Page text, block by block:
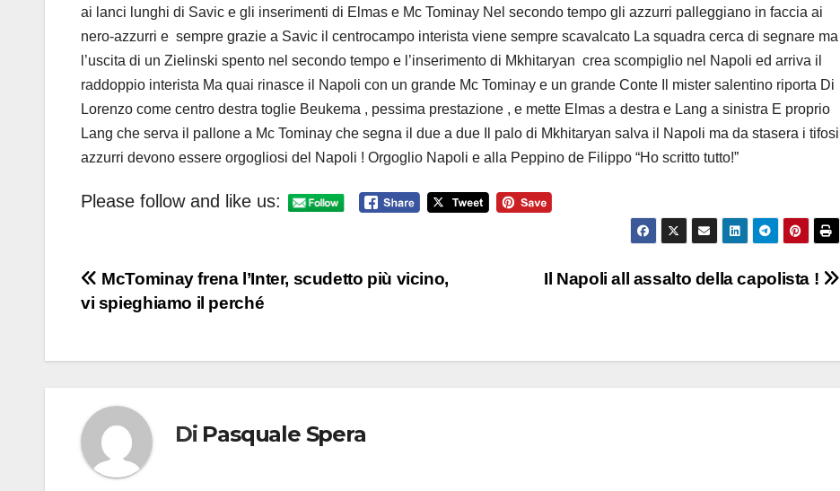
ai lanci lunghi di Savic e gli inserimenti di Elmas e Mc Tominay Nel secondo tempo gli azzurri palleggiano in faccia ai
nero-azzurri e sempre grazie a Savic il centrocampo interista viene sempre scavalcato La squadra cerca di segnare ma
l’uscita di un Zielinski spento nel secondo tempo e l’inserimento di Mkhitaryan crea scompiglio nel Napoli ed arriva il
raddoppio interista Ma quai rinasce il Napoli con un grande Mc Tominay e un grande Conte Il mister salentino riporta Di
Lorenzo come centro destra toglie Beukema , pessima prestazione , e mette Elmas a destra e Lang a sinistra E proprio
Lang che serva il pallone a Mc Tominay che segna il due a due Il palo di Mkhitaryan salva il Napoli ma da stasera i tifosi
azzurri devono essere orgogliosi del Napoli ! Orgoglio Napoli e alla Peppino de Filippo “Ho scritto tutto!”
Please follow and like us:
Navigazione
articoli
Il Napoli all assalto della capolista !
McTominay frena l’Inter, scudetto più vicino,
vi spieghiamo il perché
Di Pasquale Spera